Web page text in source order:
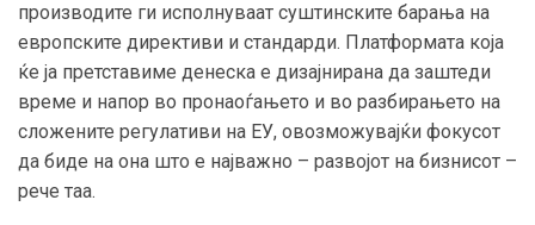
производите ги исполнуваат суштинските барања на
европските директиви и стандарди. Платформата која
ќе ја претставиме денеска е дизајнирана да заштеди
време и напор во пронаоѓањето и во разбирањето на
сложените регулативи на ЕУ, овозможувајќи фокусот
да биде на она што е најважно – развојот на бизнисот –
рече таа.